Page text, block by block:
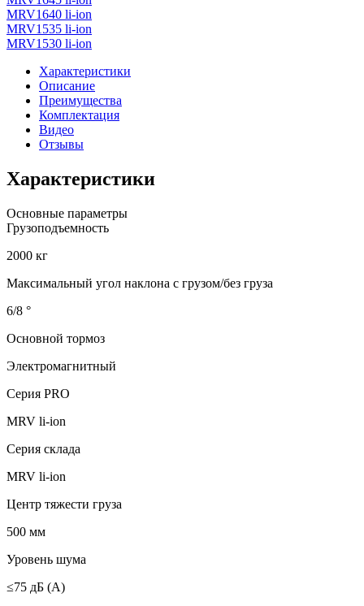
MRV1640 li-ion
MRV1535 li-ion
MRV1530 li-ion
Характеристики
Описание
Преимущества
Комплектация
Видео
Отзывы
Характеристики
Основные параметры
Грузоподъемность
2000 кг
Максимальный угол наклона с грузом/без груза
6/8 °
Основной тормоз
Электромагнитный
Серия PRO
MRV li-ion
Серия склада
MRV li-ion
Центр тяжести груза
500 мм
Уровень шума
≤75 дБ (А)